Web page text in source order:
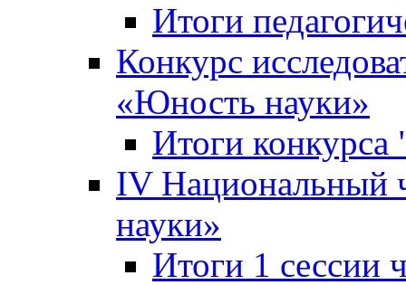
Итоги
Конкурс
«Юность науки»
Итоги
IV
науки»
Итоги 1 сессии